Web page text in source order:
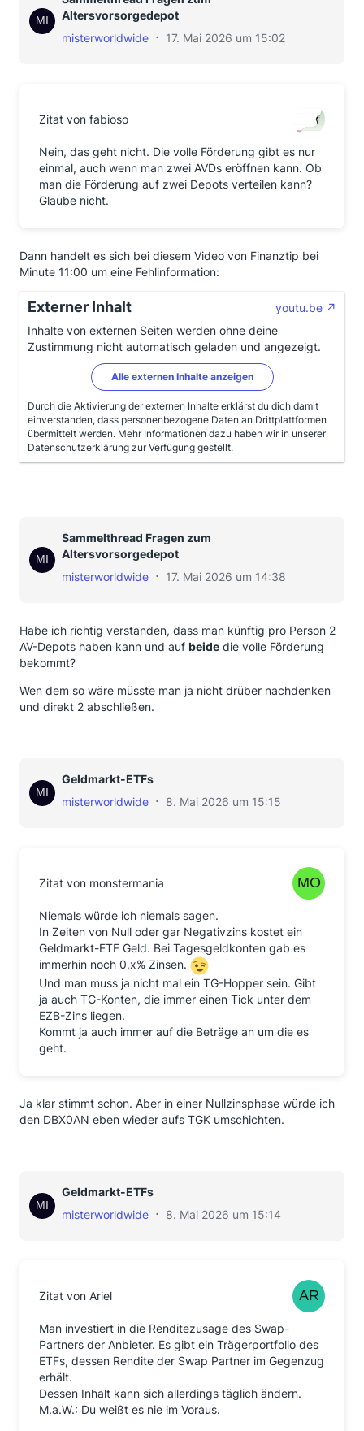
Altersvorsorgedepot
misterworldwide
17. Mai 2026 um 15:02
Zitat von fabioso
Nein, das geht nicht. Die volle Förderung gibt es nur
einmal, auch wenn man zwei AVDs eröffnen kann. Ob
man die Förderung auf zwei Depots verteilen kann?
Glaube nicht.
Dann handelt es sich bei diesem Video von Finanztip bei
Minute 11:00 um eine Fehlinformation:
Externer Inhalt
youtu.be
Inhalte von externen Seiten werden ohne deine
Zustimmung nicht automatisch geladen und angezeigt.
Alle externen Inhalte anzeigen
Durch die Aktivierung der externen Inhalte erklärst du dich damit
einverstanden, dass personenbezogene Daten an Drittplattformen
übermittelt werden. Mehr Informationen dazu haben wir in unserer
Datenschutzerklärung zur Verfügung gestellt.
Sammelthread Fragen zum
Altersvorsorgedepot
misterworldwide
17. Mai 2026 um 14:38
Habe ich richtig verstanden, dass man künftig pro Person 2
AV-Depots haben kann und auf beide die volle Förderung
bekommt?
Wen dem so wäre müsste man ja nicht drüber nachdenken
und direkt 2 abschließen.
Geldmarkt-ETFs
misterworldwide
8. Mai 2026 um 15:15
Zitat von monstermania
Niemals würde ich niemals sagen.
In Zeiten von Null oder gar Negativzins kostet ein
Geldmarkt-ETF Geld. Bei Tagesgeldkonten gab es
immerhin noch 0,x% Zinsen.
Und man muss ja nicht mal ein TG-Hopper sein. Gibt
ja auch TG-Konten, die immer einen Tick unter dem
EZB-Zins liegen.
Kommt ja auch immer auf die Beträge an um die es
geht.
Ja klar stimmt schon. Aber in einer Nullzinsphase würde ich
den DBX0AN eben wieder aufs TGK umschichten.
Geldmarkt-ETFs
misterworldwide
8. Mai 2026 um 15:14
Zitat von Ariel
Man investiert in die Renditezusage des Swap-
Partners der Anbieter. Es gibt ein Trägerportfolio des
ETFs, dessen Rendite der Swap Partner im Gegenzug
erhält.
Dessen Inhalt kann sich allerdings täglich ändern.
M.a.W.: Du weißt es nie im Voraus.